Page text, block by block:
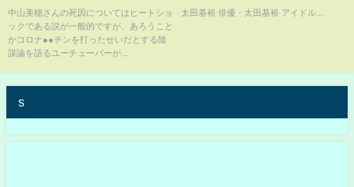
叩きます！
中山美穂さんの死因についてはヒートショ
ックである説が一般的ですが、あろうこと
かコロナ●●チンを打ったせいだとする陰
謀論を語るユーチューバーが...
愛”「2人は絶妙な距離を空けて
太田基裕 俳優・太田基裕 アイドル...
s